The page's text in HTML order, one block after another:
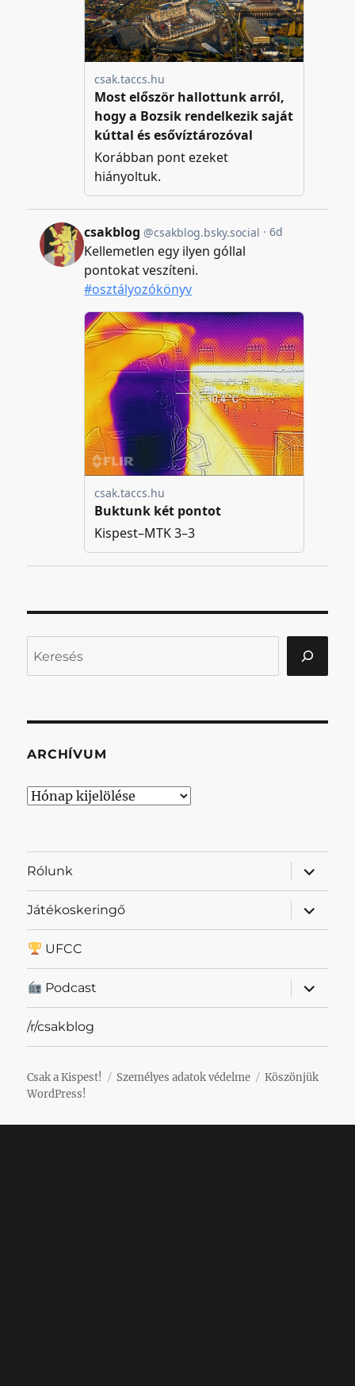
ARCHÍVUM
Archívum
Rólunk
almenü
Játékoskeringő
almenü
UFCC
Podcast
almenü
/r/csakblog
Csak a Kispest! Személyes adatok védelme
Köszönjük
WordPress!